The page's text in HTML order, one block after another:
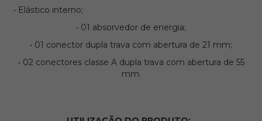
• Elástico interno;
• 01 absorvedor de energia;
• 01 conector dupla trava com abertura de 21 mm;
• 02 conectores classe A dupla trava com abertura de 55
mm.